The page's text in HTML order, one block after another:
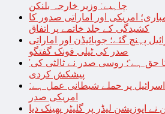
چاہیے: وزیر خارجہ بلنکن
امریکی اور اماراتی صدور کا
کشیدگی کے جلد خاتمے پر اتفاق
پہنچ گئے؛ جوبائیڈن اور اماراتی
صدر کی ٹیلی فونک گفتگو
’آزاد ریاست فلسطینیوں کا حق ہے‘؛ روسی صدر نے ثالثی کی
پیشکش کردی
پر حملے شیطانی عمل ہے:
امریکی صدر
اپوزیشن لیڈر پر گلیٹر پھینک دیا